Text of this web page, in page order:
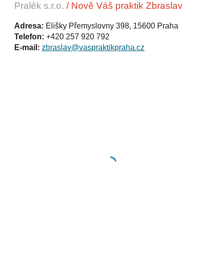
Pralék s.r.o. / Nově Váš praktik Zbraslav
Adresa: Elišky Přemyslovny 398, 15600 Praha
Telefon: +420 257 920 792
E-mail: zbraslav@vaspraktikpraha.cz